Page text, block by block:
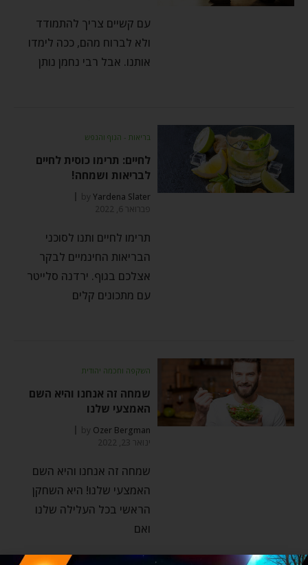
עם קשיים צריך להתמודד
ולא לברוח מהם, ככה לימדו
אותנו. אבל רבי נחמן נותן
בריאות - הגוף והנפש
לחיים: תרימו כוסית לחיים
לבריאות ושמחה!
byYardena Slater
פברואר 6, 2022
תרימו לחיים ותנו לסוכני
הבריאות החינמיים לבקר
אצלכם בגוף. ירדנה סלייטר
עם מתכונים קלים
השקפה וחכמה יהודית
שמחה זה אנחנו והיא השם
האמצעי שלנו
by Ozer Bergman
ינואר 23, 2022
שמחה זה אנחנו והיא השם
האמצעי שלנו! היא השחקן
הראשי בכל העלילה שלנו
ואם